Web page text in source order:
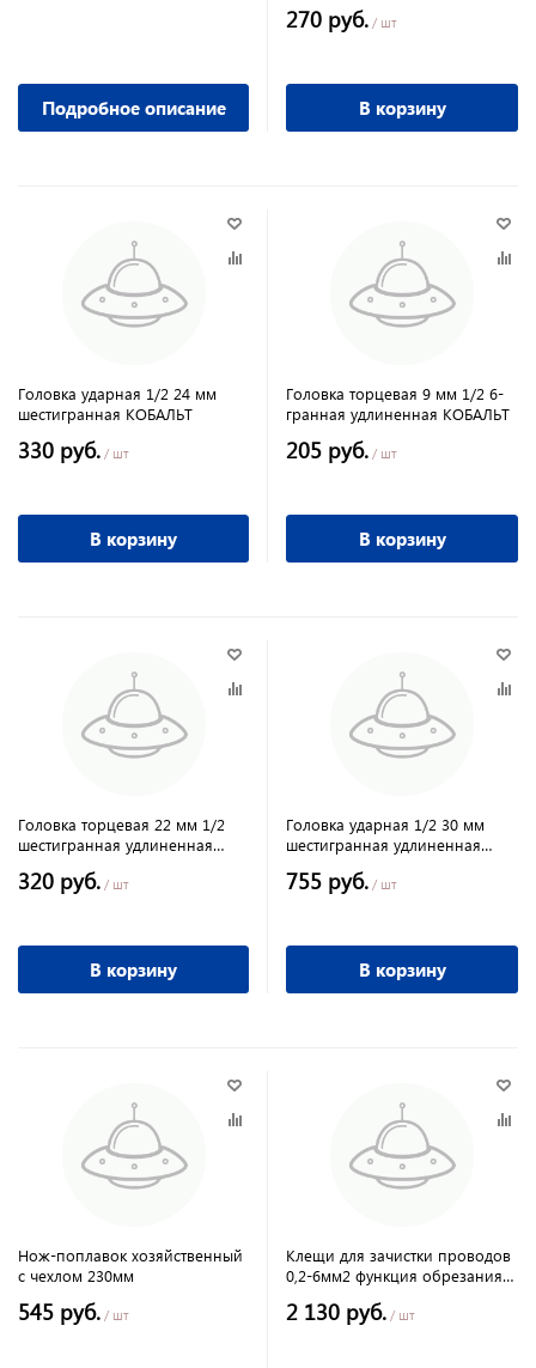
Подробное описание
270 руб. / шт
В корзину
Головка ударная 1/2 24 мм
шестигранная КОБАЛЬТ
330 руб. / шт
В корзину
Головка торцевая 9 мм 1/2 6-
гранная удлиненная КОБАЛЬТ
205 руб. / шт
В корзину
Головка торцевая 22 мм 1/2
шестигранная удлиненная
320 руб. / шт
В корзину
Головка ударная 1/2 30 мм
шестигранная удлиненная
755 руб. / шт
В корзину
Нож-поплавок хозяйственный
с чехлом 230мм
545 руб. / шт
Клещи для зачистки проводов
0,2-6мм2 функция обрезания
2 130 руб. / шт